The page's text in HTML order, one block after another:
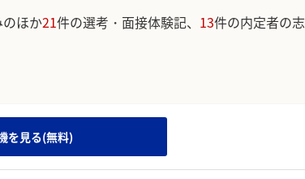
ほか21件の選考・面接体験記、 13件の内定者の志
を見る(無料)